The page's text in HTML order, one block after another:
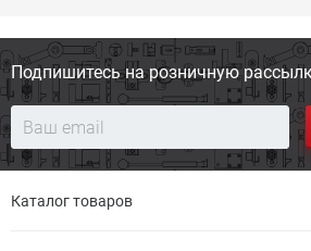
Подпишитесь на розничную
Каталог товаров